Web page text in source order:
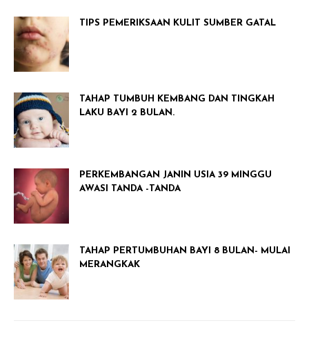
TIPS PEMERIKSAAN KULIT SUMBER GATAL
TAHAP TUMBUH KEMBANG DAN TINGKAH
LAKU BAYI 2 BULAN.
PERKEMBANGAN JANIN USIA 39 MINGGU
AWASI TANDA -TANDA
TAHAP PERTUMBUHAN BAYI 8 BULAN- MULAI
MERANGKAK